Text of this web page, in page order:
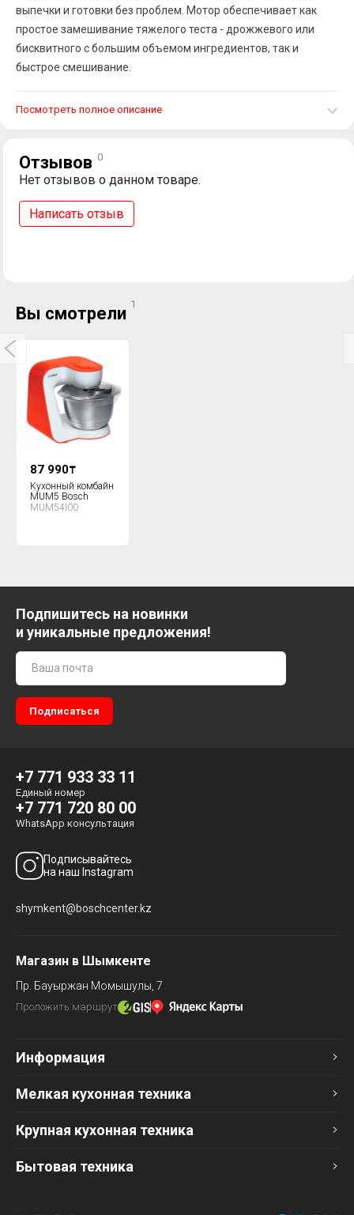
выпечки и готовки без проблем. Мотор обеспечивает как
простое замешивание тяжелого теста - дрожжевого или
бисквитного с большим объемом ингредиентов, так и
быстрое смешивание.
Посмотреть полное описание
Отзывов 0
Нет отзывов о данном товаре.
Написать отзыв
Вы смотрели 1
87 990₸
Кухонный комбайн
MUM5 Bosch
MUM54I00
Подпишитесь на новинки
и уникальные предложения!
+7 771 933 33 11
Единый номер
+7 771 720 80 00
WhatsApp консультация
Подписывайтесь
на наш Instagram
shymkent@boschcenter.kz
Магазин в Шымкенте
Пр. Бауыржан Момышулы, 7
Проложить маршрут
Информация
Мелкая кухонная техника
Крупная кухонная техника
Бытовая техника